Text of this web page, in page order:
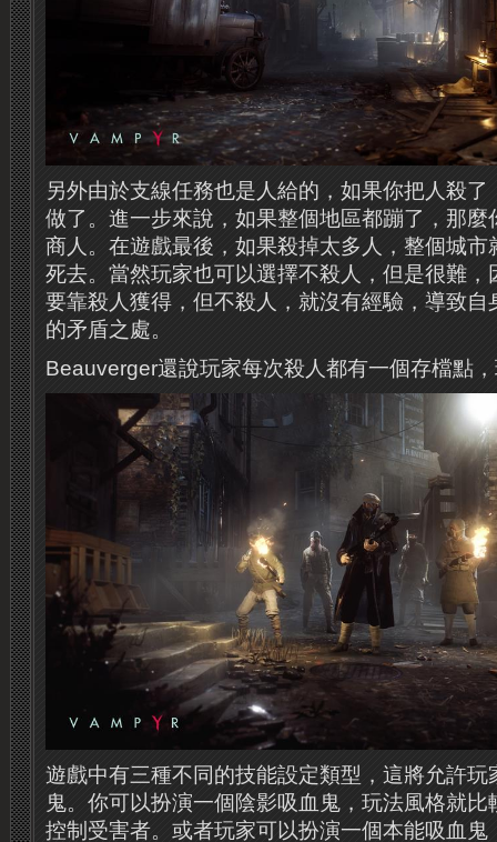
另外由於支線任務也是人給的，如果你把人殺
做了。進一步來說，如果整個地區都蹦了，那麼
商人。在遊戲最後，如果殺掉太多人，整個城市
死去。當然玩家也可以選擇不殺人，但是很難，
要靠殺人獲得，但不殺人，就沒有經驗，導致自
的矛盾之處。
Beauverger還說玩家每次殺人都有一個存檔點
遊戲中有三種不同的技能設定類型，這將允許玩
鬼。你可以扮演一個陰影吸血鬼，玩法風格就
控制受害者。或者玩家可以扮演一個本能吸血鬼